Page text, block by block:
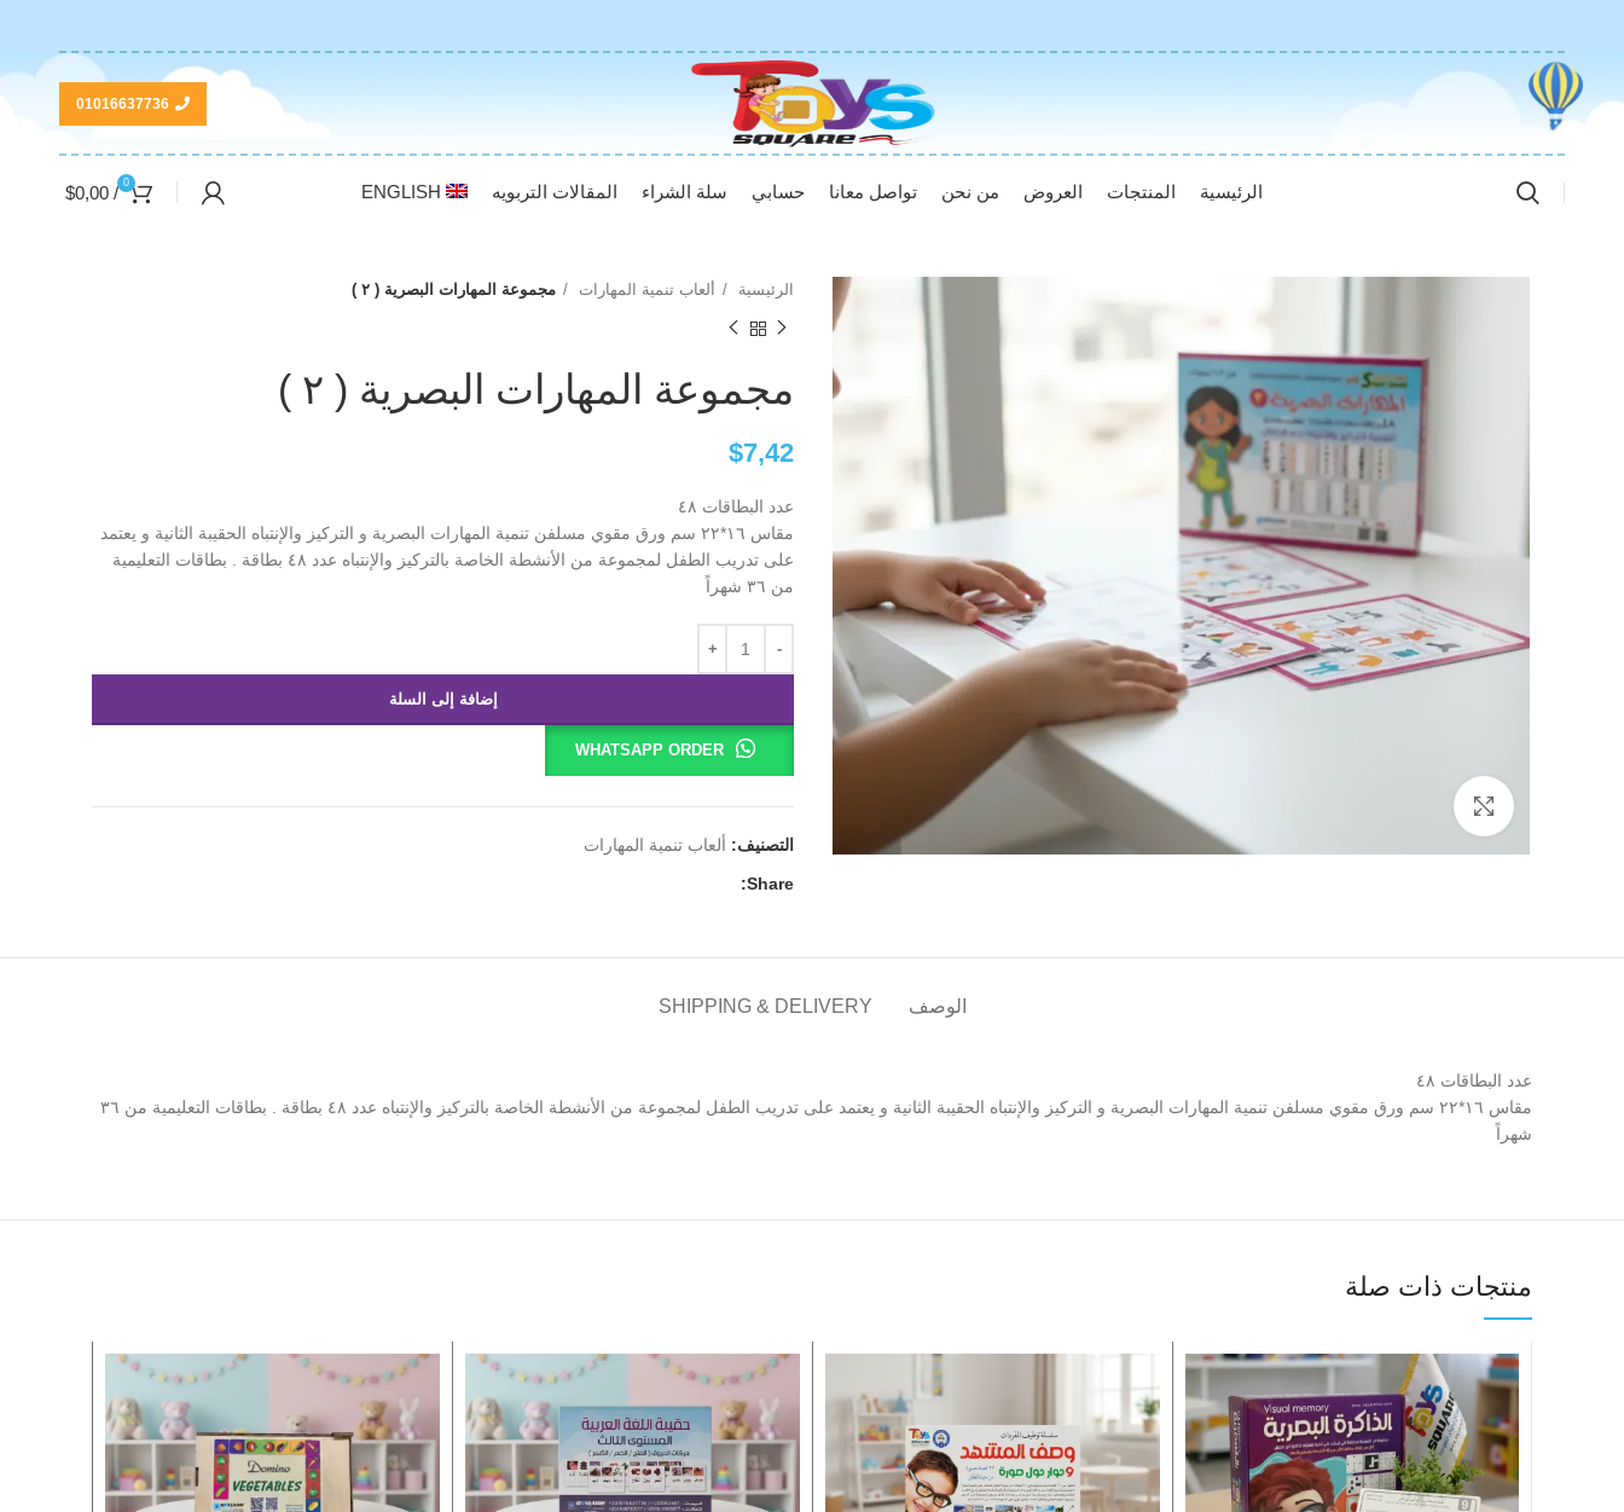
01016637736
الرئيسية المنتجات العروض من نحن تواصل معانا حسابي سلة الشراء المقالات التربويه ENGLISH
0
/
$0,00
الرئيسية ألعاب تنمية المهارات مجموعة المهارات البصرية ( ٢ )
مجموعة المهارات البصرية ( ٢ )
$7,42
عدد البطاقات ٤٨
مقاس ١٦*٢٢ سم ورق مقوي مسلفن تنمية المهارات البصرية و التركيز والإنتباه الحقيبة الثانية و يعتمد
على تدريب الطفل لمجموعة من الأنشطة الخاصة بالتركيز والإنتباه عدد ٤٨ بطاقة . بطاقات التعليمية
من ٣٦ شهراً
إضافة إلى السلة
WHATSAPP ORDER
التصنيف: ألعاب تنمية المهارات
Share:
الوصف SHIPPING & DELIVERY
عدد البطاقات ٤٨
مقاس ١٦*٢٢ سم ورق مقوي مسلفن تنمية المهارات البصرية و التركيز والإنتباه الحقيبة الثانية و يعتمد على تدريب الطفل لمجموعة من الأنشطة الخاصة بالتركيز والإنتباه عدد ٤٨ بطاقة . بطاقات التعليمية من ٣٦
شهراً
منتجات ذات صلة